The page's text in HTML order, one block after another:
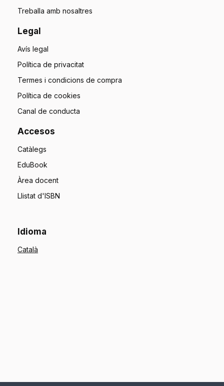
Treballa amb nosaltres
Legal
Avís legal
Política de privacitat
Termes i condicions de compra
Política de cookies
Canal de conducta
Accesos
Catàlegs
EduBook
Àrea docent
Llistat d'ISBN
Idioma